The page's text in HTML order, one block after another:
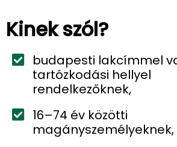
Kinek szól?
budapesti lakcímmel
tartózkodási hellyel
rendelkezőknek,
16–74 év közötti
magányszemélyeknek,